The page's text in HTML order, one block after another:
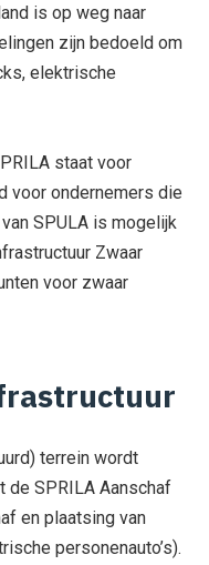
is op weg naar
zijn bedoeld om
elektrische
staat voor
voor ondernemers die
SPULA is mogelijk
Zwaar
voor zwaar
terrein wordt
de SPRILA Aanschaf
en plaatsing van
personenauto’s).